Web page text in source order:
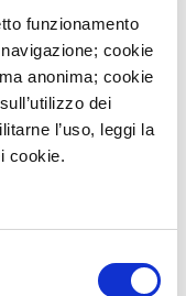
funzionamento
cookie
anonima; cookie
dei
l’uso, leggi la
cookie.